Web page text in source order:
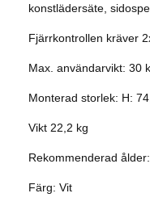
konstlädersäte,
Fjärrkontrollen kräver
Max. användarvikt: 30
Monterad storlek: H:
Vikt 22,2 kg
Rekommenderad
Färg: Vit